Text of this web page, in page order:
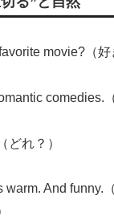
movie?（好
comedies.
どれ？）
warm. And funny.